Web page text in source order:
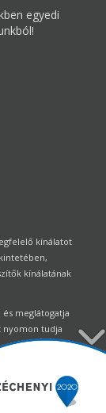
egyedi
kínálatot
kínálatának
meglátogatja
nyomon tudja